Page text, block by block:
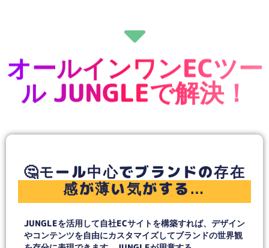
オールインワンECツー
ル JUNGLEで解決！
🤔モール中心でブランドの存在
感が薄い気がする…
JUNGLEを活用して自社ECサイトを構築すれば、デザイン
やコンテンツを自由にカスタマイズしてブランドの世界観